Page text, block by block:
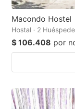
Macondo Hostel
Hostal · 2
$ 106.408 por